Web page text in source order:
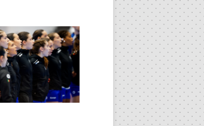
05.08.2026
Seguinte